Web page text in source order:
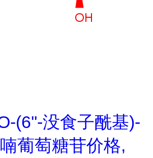
(6''-没食子酰基)-
葡萄糖苷价格,